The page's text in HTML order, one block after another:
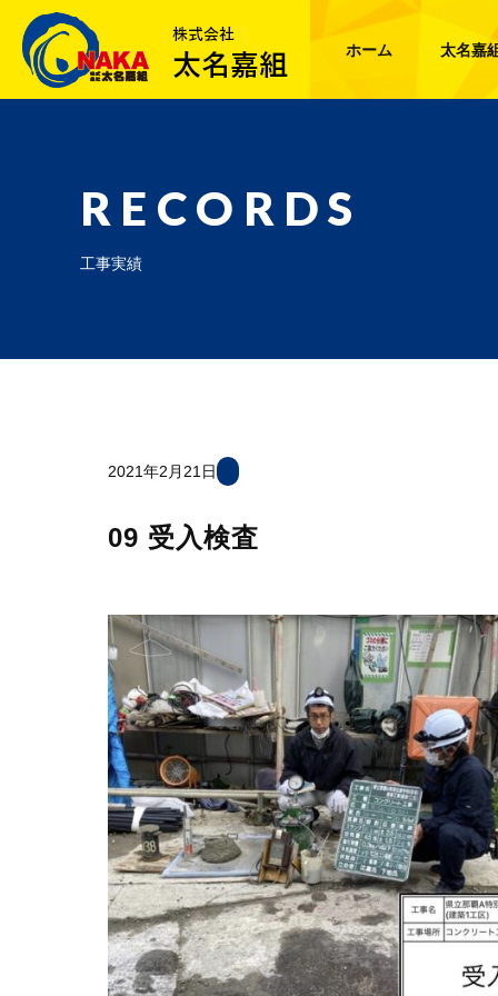
ホーム 太名嘉
RECORDS
工事実績
2021年2月21日
09 受入検査